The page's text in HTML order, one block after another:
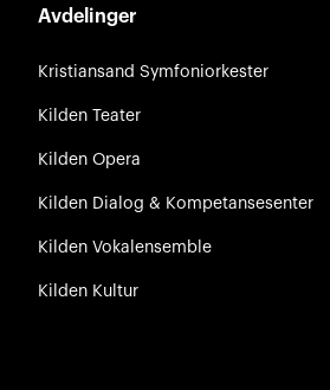
Avdelinger
Kristiansand Symfoniorkester
Kilden Teater
Kilden Opera
Kilden Dialog & Kompetansesenter
Kilden Vokalensemble
Kilden Kultur